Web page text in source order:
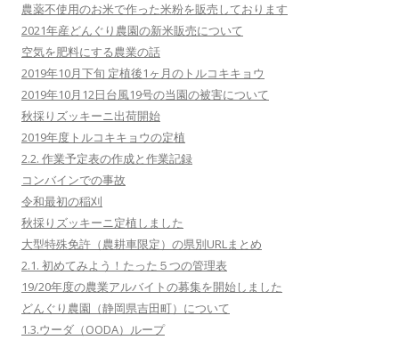
農薬不使用のお米で作った米粉を販売しております
2021年産どんぐり農園の新米販売について
空気を肥料にする農業の話
2019年10月下旬 定植後1ヶ月のトルコキキョウ
2019年10月12日台風19号の当園の被害について
秋採りズッキーニ出荷開始
2019年度トルコキキョウの定植
2.2. 作業予定表の作成と作業記録
コンバインでの事故
令和最初の稲刈
秋採りズッキーニ定植しました
大型特殊免許（農耕車限定）の県別URLまとめ
2.1. 初めてみよう！たった５つの管理表
19/20年度の農業アルバイトの募集を開始しました
どんぐり農園（静岡県吉田町）について
1.3.ウーダ（OODA）ループ